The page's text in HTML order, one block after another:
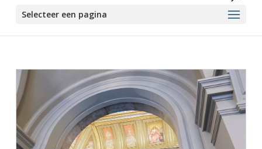
Selecteer een pagina